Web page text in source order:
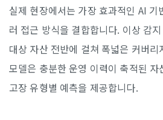
실제 현장에서는 가장 효과적인 AI 기
러 접근 방식을 결합합니다. 이상 감
대상 자산 전반에 걸쳐 폭넓은 커버
모델은 충분한 운영 이력이 축적된 자
고장 유형별 예측을 제공합니다.